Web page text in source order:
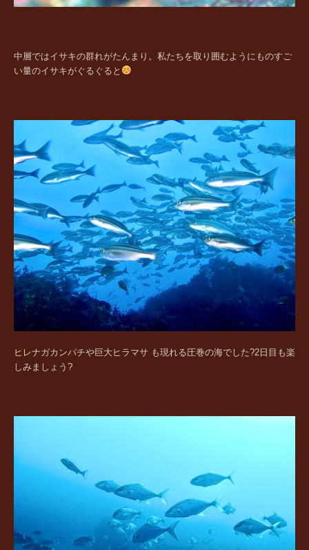
中層ではイサキの群れがたんまり。私たちを取り囲むようにものすご
い量のイサキがぐるぐると
ヒレナガカンパチや巨大ヒラマサ も現れる圧巻の海でした?2日目も楽
しみましょう?